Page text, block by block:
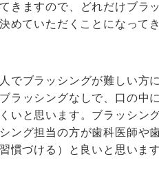
きますので、どれだけブラ
めていただくことになってき
でブラッシングが難しい方
ラッシングなしで、口の中
いと思います。ブラッシン
ング担当の方が歯科医師や
慣づける）と良いと思います